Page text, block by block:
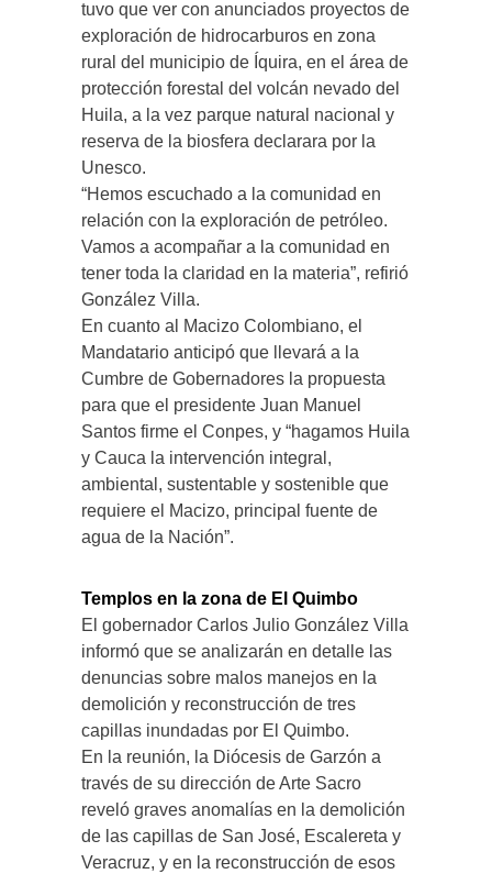
tuvo que ver con anunciados proyectos de
exploración de hidrocarburos en zona
rural del municipio de Íquira, en el área de
protección forestal del volcán nevado del
Huila, a la vez parque natural nacional y
reserva de la biosfera declarara por la
Unesco.
“Hemos escuchado a la comunidad en
relación con la exploración de petróleo.
Vamos a acompañar a la comunidad en
tener toda la claridad en la materia”, refirió
González Villa.
En cuanto al Macizo Colombiano, el
Mandatario anticipó que llevará a la
Cumbre de Gobernadores la propuesta
para que el presidente Juan Manuel
Santos firme el Conpes, y “hagamos Huila
y Cauca la intervención integral,
ambiental, sustentable y sostenible que
requiere el Macizo, principal fuente de
agua de la Nación”.
Templos en la zona de El Quimbo
El gobernador Carlos Julio González Villa
informó que se analizarán en detalle las
denuncias sobre malos manejos en la
demolición y reconstrucción de tres
capillas inundadas por El Quimbo.
En la reunión, la Diócesis de Garzón a
través de su dirección de Arte Sacro
reveló graves anomalías en la demolición
de las capillas de San José, Escalereta y
Veracruz, y en la reconstrucción de esos